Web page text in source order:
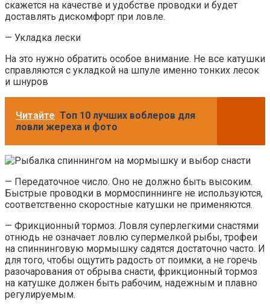
скажется на качестве и удобстве проводки и будет
доставлять дискомфорт при ловле.
— Укладка лески
На это нужно обратить особое внимание. Не все катушки
справляются с укладкой на шпуле именно тонких лесок
и шнуров
Читайте Топ 10 лучших воблеров для
ловли жереха и фото
— Передаточное число. Оно не должно быть высоким.
Быстрые проводки в мормоспиннинге не используются,
соответственно скоростные катушки не применяются.
— Фрикционный тормоз. Ловля суперлегкими снастями
отнюдь не означает ловлю супермелкой рыбы, трофеи
на спиннинговую мормышку садятся достаточно часто. И
для того, чтобы ощутить радость от поимки, а не горечь
разочарования от обрыва снасти, фрикционный тормоз
на катушке должен быть рабочим, надежным и плавно
регулируемым.